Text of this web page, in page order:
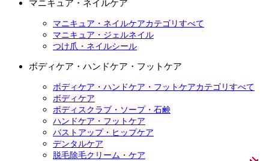
マニキュア・ネイルケア
マニキュア・ネイルケアカテゴリすべて
マニキュア・ジェルネイル
つけ爪・ネイルシール
ボディケア・ハンドケア・フットケア
ボディケア・ハンドケア・フットケアカテゴリすべて
ボディケア
ボディスクラブ・ソープ・石鹸
ハンドケア・フットケア
バストアップ・ヒップケア
デンタルケア
脱毛除毛クリーム・ケア